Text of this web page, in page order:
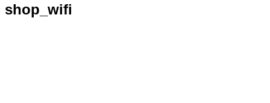
shop_wifi